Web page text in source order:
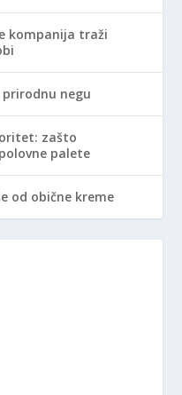
kompanija traži
negu
zašto
palete
od obične kreme